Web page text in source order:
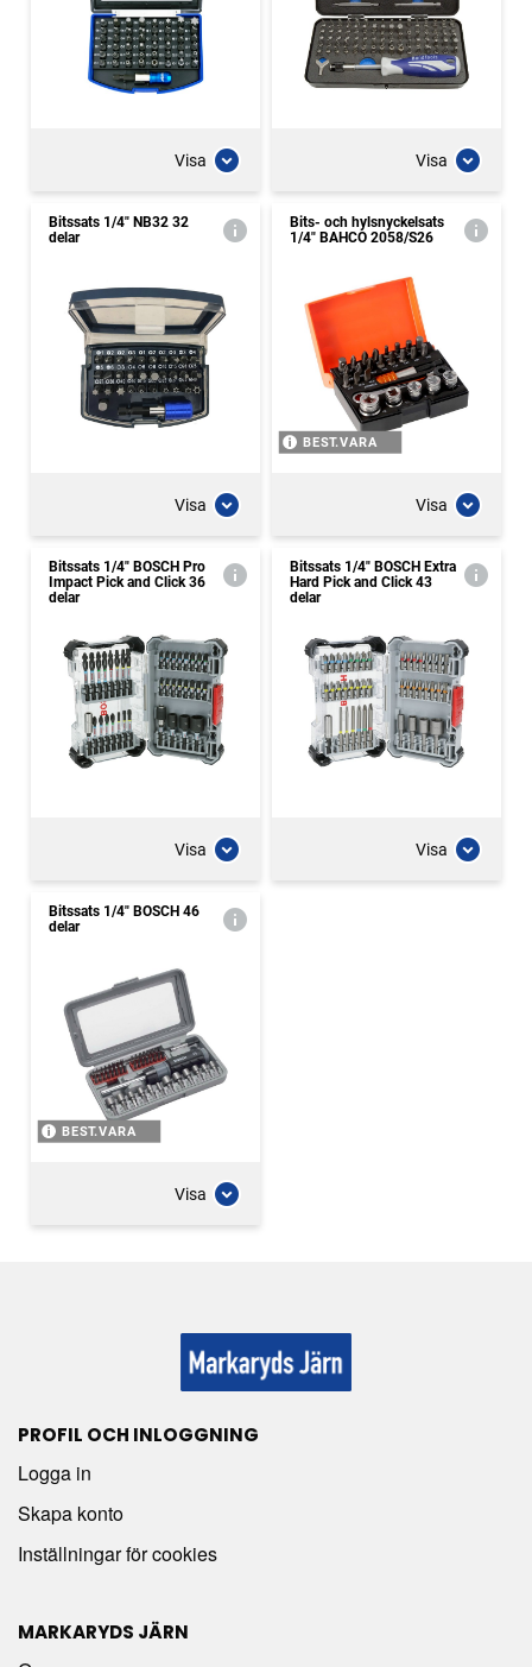
Visa Visa
Bitssats 1/4" NB32 32
delar
Visa
Bits- och hylsnyckelsats
1/4" BAHCO 2058/S26
BEST.VARA
Visa
Bitssats 1/4" BOSCH Pro
Impact Pick and Click 36
delar
Visa
Bitssats 1/4" BOSCH Extra
Hard Pick and Click 43
delar
Visa
Bitssats 1/4" BOSCH 46
delar
BEST.VARA
Visa
PROFIL OCH INLOGGNING
Logga in
Skapa konto
Inställningar för cookies
MARKARYDS JÄRN